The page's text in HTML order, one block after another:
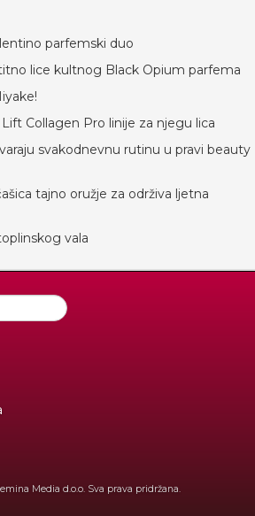
parfemski duo
lice kultnog Black Opium parfema
Collagen Pro linije za njegu lica
svakodnevnu rutinu u pravi beauty
tajno oružje za održiva ljetna
vala
Media d.o.o. Sva prava pridržana.